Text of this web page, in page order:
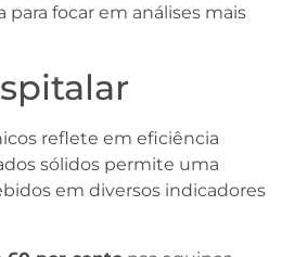
focar em análises mais
reflete em eficiência
sólidos permite uma
em diversos indicadores